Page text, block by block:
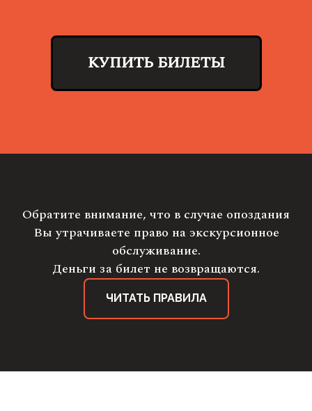
КУПИТЬ БИЛЕТЫ
Обратите внимание, что в случае опоздания
Вы утрачиваете право на экскурсионное
обслуживание.
Деньги за билет не возвращаются.
ЧИТАТЬ ПРАВИЛА